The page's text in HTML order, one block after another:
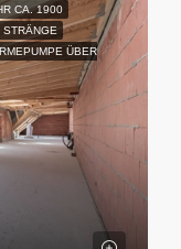
CA. 1900
STRÄNGE
ÜBER